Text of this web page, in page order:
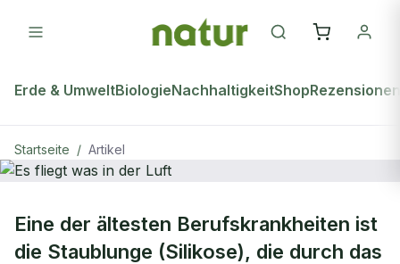
Erde & UmweltBiologieNachhaltigkeitShopRezensionen
Startseite / Artikel
Es fliegt was in der Luft
Eine der ältesten Berufskrankheiten ist
die Staublunge (Silikose), die durch das